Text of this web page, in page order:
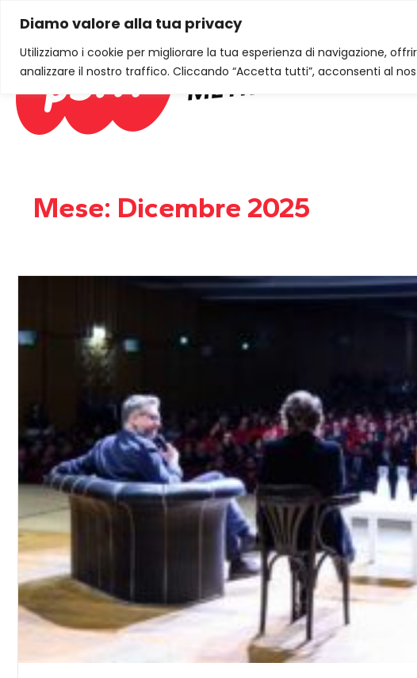
Diamo valore alla tua privacy
Utilizziamo i cookie per migliorare la tua esperienza di navigazione,
analizzare il nostro traffico. Cliccando “Accetta tutti”, acconsenti al
Mese: Dicembre 2025